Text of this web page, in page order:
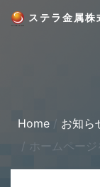
ステラ金属株
Home
お知ら
ホームペー